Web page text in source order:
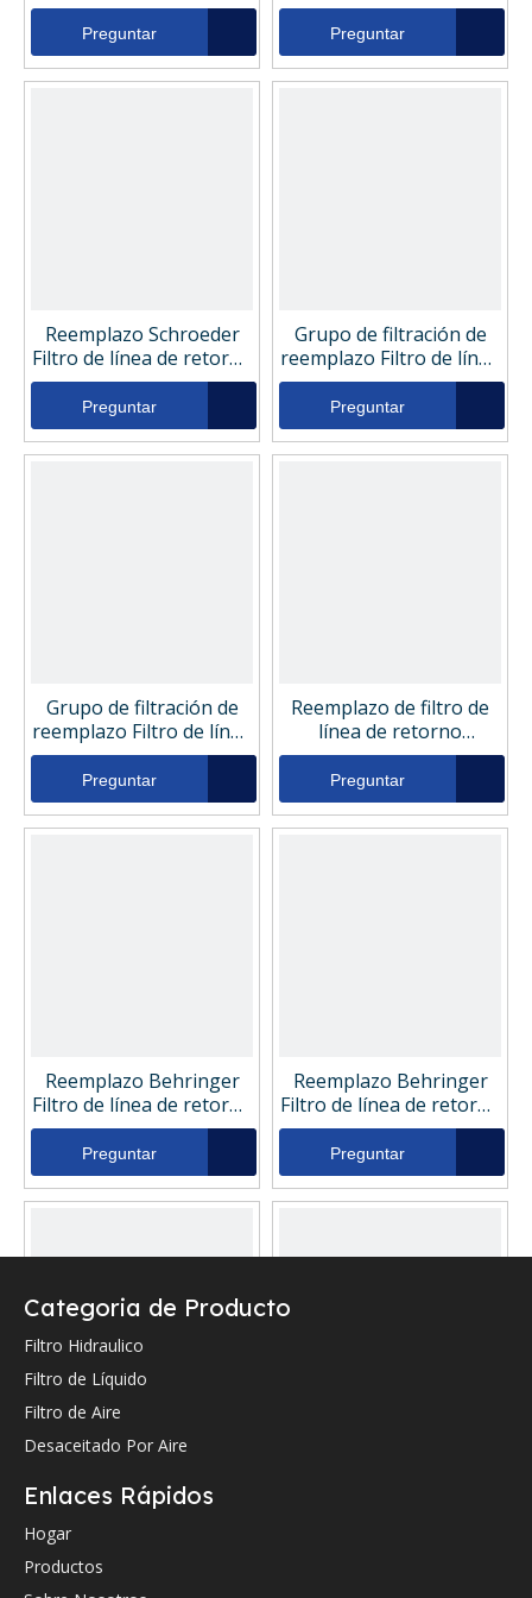
hidráulico R52D10GV
Preguntar
hidráulico SBF-0850R-
Z10V
Preguntar
Reemplazo Schroeder
Filtro de línea de retorno
hidráulico SBF-0850R-
Z10B
Preguntar
Grupo de filtración de
reemplazo Filtro de línea
de retorno hidráulico
76319537
Preguntar
Grupo de filtración de
reemplazo Filtro de línea
de retorno hidráulico
H0850RN2010V3,0
Preguntar
Reemplazo de filtro de
línea de retorno
hidráulico HP66RNL18-
12MB
Preguntar
Reemplazo Behringer
Filtro de línea de retorno
hidráulico
BE850R12A43V
Preguntar
Reemplazo Behringer
Filtro de línea de retorno
hidráulico BE850R12A43
Preguntar
Reemplazo Purolator
hidráulico 0850ear122n1
Categoria de Producto
Filtro Hidraulico
Filtro de Líquido
Filtro de Aire
Desaceitado Por Aire
Enlaces Rápidos
Hogar
Productos